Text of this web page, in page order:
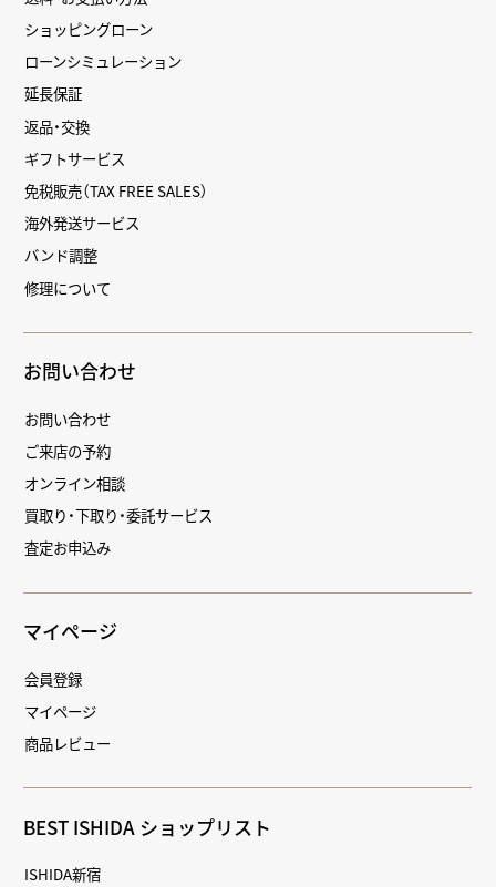
ショッピングローン
ローンシミュレーション
延長保証
返品・交換
ギフトサービス
免税販売（TAX FREE SALES）
海外発送サービス
バンド調整
修理について
お問い合わせ
お問い合わせ
ご来店の予約
オンライン相談
買取り・下取り・委託サービス
査定お申込み
マイページ
会員登録
マイページ
商品レビュー
BEST ISHIDA ショップリスト
ISHIDA新宿